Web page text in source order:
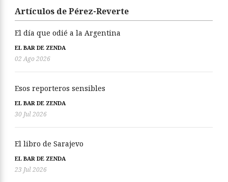
Artículos de Pérez-Reverte
El día que odié a la Argentina
EL BAR DE ZENDA
02 Ago 2026
Esos reporteros sensibles
EL BAR DE ZENDA
30 Jul 2026
El libro de Sarajevo
EL BAR DE ZENDA
23 Jul 2026